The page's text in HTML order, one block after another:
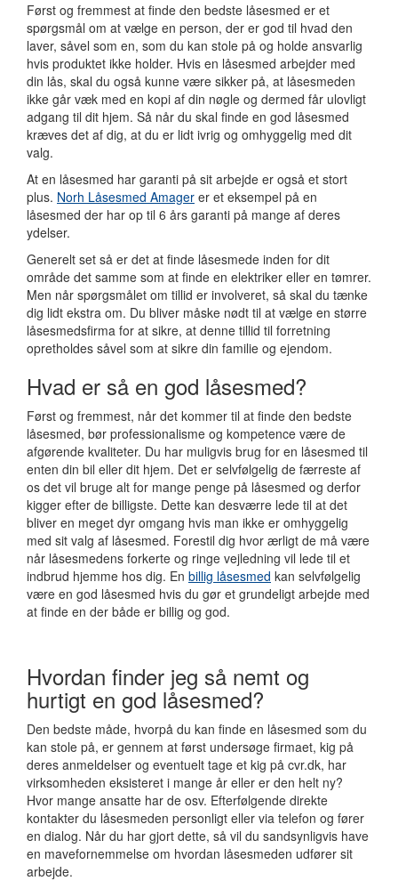
Først og fremmest at finde den bedste låsesmed er et
spørgsmål om at vælge en person, der er god til hvad den
laver, såvel som en, som du kan stole på og holde ansvarlig
hvis produktet ikke holder. Hvis en låsesmed arbejder med
din lås, skal du også kunne være sikker på, at låsesmeden
ikke går væk med en kopi af din nøgle og dermed får ulovligt
adgang til dit hjem. Så når du skal finde en god låsesmed
kræves det af dig, at du er lidt ivrig og omhyggelig med dit
valg.
At en låsesmed har garanti på sit arbejde er også et stort
plus. Norh Låsesmed Amager er et eksempel på en
låsesmed der har op til 6 års garanti på mange af deres
ydelser.
Generelt set så er det at finde låsesmede inden for dit
område det samme som at finde en elektriker eller en tømrer.
Men når spørgsmålet om tillid er involveret, så skal du tænke
dig lidt ekstra om. Du bliver måske nødt til at vælge en større
låsesmedsfirma for at sikre, at denne tillid til forretning
opretholdes såvel som at sikre din familie og ejendom.
Hvad er så en god låsesmed?
Først og fremmest, når det kommer til at finde den bedste
låsesmed, bør professionalisme og kompetence være de
afgørende kvaliteter. Du har muligvis brug for en låsesmed til
enten din bil eller dit hjem. Det er selvfølgelig de færreste af
os det vil bruge alt for mange penge på låsesmed og derfor
kigger efter de billigste. Dette kan desværre lede til at det
bliver en meget dyr omgang hvis man ikke er omhyggelig
med sit valg af låsesmed. Forestil dig hvor ærligt de må være
når låsesmedens forkerte og ringe vejledning vil lede til et
indbrud hjemme hos dig. En billig låsesmed kan selvfølgelig
være en god låsesmed hvis du gør et grundeligt arbejde med
at finde en der både er billig og god.
Hvordan finder jeg så nemt og
hurtigt en god låsesmed?
Den bedste måde, hvorpå du kan finde en låsesmed som du
kan stole på, er gennem at først undersøge firmaet, kig på
deres anmeldelser og eventuelt tage et kig på cvr.dk, har
virksomheden eksisteret i mange år eller er den helt ny?
Hvor mange ansatte har de osv. Efterfølgende direkte
kontakter du låsesmeden personligt eller via telefon og fører
en dialog. Når du har gjort dette, så vil du sandsynligvis have
en mavefornemmelse om hvordan låsesmeden udfører sit
arbejde.